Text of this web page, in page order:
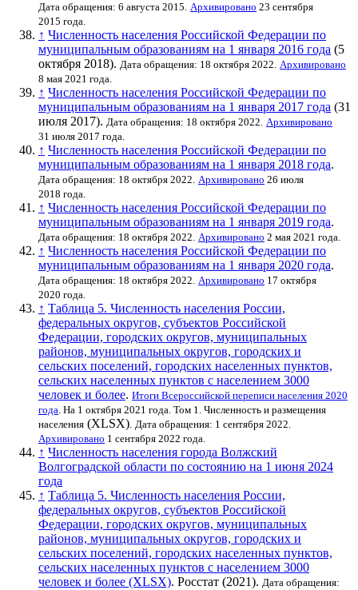
Дата обращения: 6 августа 2015. Архивировано 23 сентября
2015 года.
↑ Численность населения Российской Федерации по
муниципальным образованиям на 1 января 2016 года (5
октября 2018). Дата обращения: 18 октября 2022. Архивировано
8 мая 2021 года.
↑ Численность населения Российской Федерации по
муниципальным образованиям на 1 января 2017 года (31
июля 2017). Дата обращения: 18 октября 2022. Архивировано
31 июля 2017 года.
↑ Численность населения Российской Федерации по
муниципальным образованиям на 1 января 2018 года.
Дата обращения: 18 октября 2022. Архивировано 26 июля
2018 года.
↑ Численность населения Российской Федерации по
муниципальным образованиям на 1 января 2019 года.
Дата обращения: 18 октября 2022. Архивировано 2 мая 2021 года.
↑ Численность населения Российской Федерации по
муниципальным образованиям на 1 января 2020 года.
Дата обращения: 18 октября 2022. Архивировано 17 октября
2020 года.
↑ Таблица 5. Численность населения России,
федеральных округов, субъектов Российской
Федерации, городских округов, муниципальных
районов, муниципальных округов, городских и
сельских поселений, городских населенных пунктов,
сельских населенных пунктов с населением 3000
человек и более. Итоги Всероссийской переписи населения 2020
года. На 1 октября 2021 года. Том 1. Численность и размещения
населения (XLSX). Дата обращения: 1 сентября 2022.
Архивировано 1 сентября 2022 года.
↑ Численность населения города Волжский
Волгоградской области по состоянию на 1 июня 2024
года
↑ Таблица 5. Численность населения России,
федеральных округов, субъектов Российской
Федерации, городских округов, муниципальных
районов, муниципальных округов, городских и
сельских поселений, городских населенных пунктов,
сельских населенных пунктов с населением 3000
человек и более (XLSX). Росстат (2021). Дата обращения: